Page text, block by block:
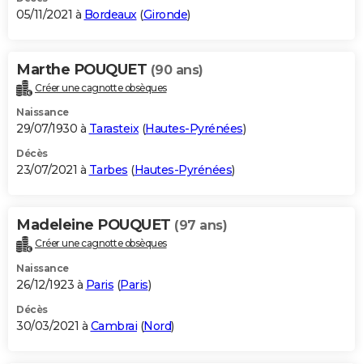
05/11/2021 à Bordeaux (Gironde)
Marthe POUQUET (90 ans)
Créer une cagnotte obsèques
Naissance
29/07/1930 à Tarasteix(Hautes-Pyrénées)
Décès
23/07/2021 à Tarbes (Hautes-Pyrénées)
Madeleine POUQUET (97 ans)
Créer une cagnotte obsèques
Naissance
26/12/1923 à Paris (Paris)
Décès
30/03/2021 à Cambrai (Nord)